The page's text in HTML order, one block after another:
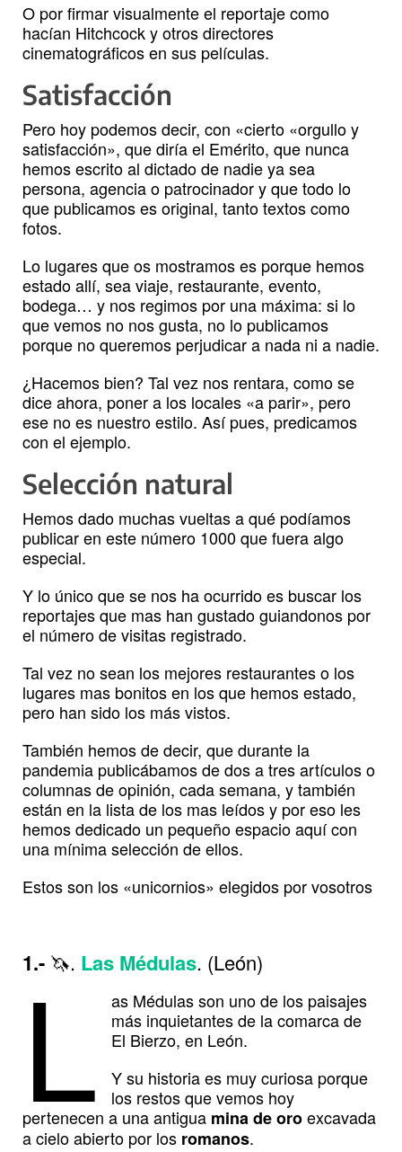
O por firmar visualmente el reportaje como
hacían Hitchcock y otros directores
cinematográficos en sus películas.
Satisfacción
Pero hoy podemos decir, con «cierto «orgullo y
satisfacción», que diría el Emérito, que nunca
hemos escrito al dictado de nadie ya sea
persona, agencia o patrocinador y que todo lo
que publicamos es original, tanto textos como
fotos.
Lo lugares que os mostramos es porque hemos
estado allí, sea viaje, restaurante, evento,
bodega… y nos regimos por una máxima: si lo
que vemos no nos gusta, no lo publicamos
porque no queremos perjudicar a nada ni a nadie.
¿Hacemos bien? Tal vez nos rentara, como se
dice ahora, poner a los locales «a parir», pero
ese no es nuestro estilo. Así pues, predicamos
con el ejemplo.
Selección natural
Hemos dado muchas vueltas a qué podíamos
publicar en este número 1000 que fuera algo
especial.
Y lo único que se nos ha ocurrido es buscar los
reportajes que mas han gustado guiandonos por
el número de visitas registrado.
Tal vez no sean los mejores restaurantes o los
lugares mas bonitos en los que hemos estado,
pero han sido los más vistos.
También hemos de decir, que durante la
pandemia publicábamos de dos a tres artículos o
columnas de opinión, cada semana, y también
están en la lista de los mas leídos y por eso les
hemos dedicado un pequeño espacio aquí con
una mínima selección de ellos.
Estos son los «unicornios» elegidos por vosotros
1.- 🦄. Las Médulas. (León)
L
as Médulas son uno de los paisajes
más inquietantes de la comarca de
El Bierzo, en León.
Y su historia es muy curiosa porque
los restos que vemos hoy
pertenecen a una antigua mina de oroexcavada
a cielo abierto por los romanos.